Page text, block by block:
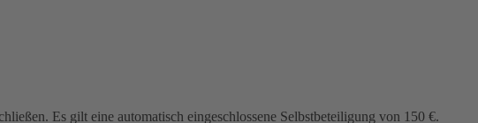
Es gilt eine automatisch eingeschlossene Selbstbeteiligung von 150 €.